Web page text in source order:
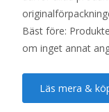
Bäst före:
om inget annat
Läs mera &